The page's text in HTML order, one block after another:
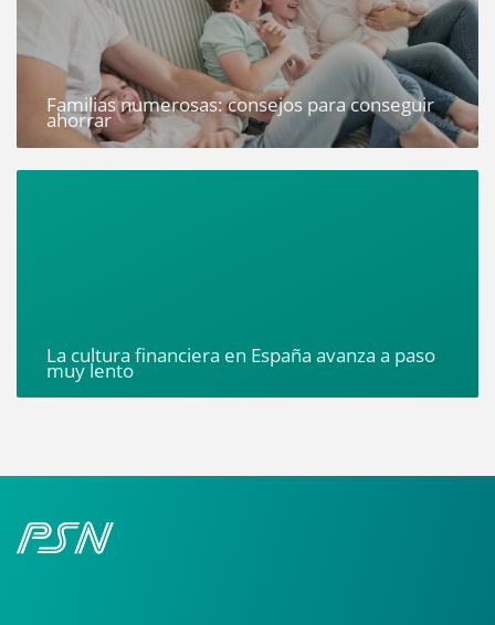
Familias numerosas: consejos para conseguir
ahorrar
La cultura financiera en España avanza a paso
muy lento